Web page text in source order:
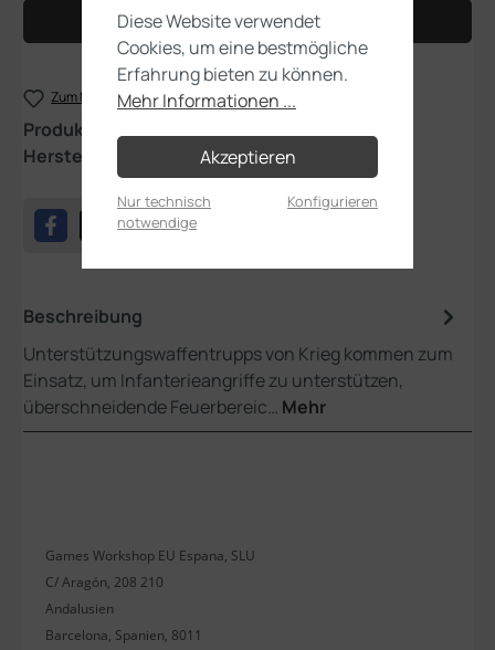
In den Warenkorb
Zum Merkzettel hinzufügen
Produktnummer:
Hersteller:
Games Workshop
Beschreibung
Unterstützungswaffentrupps von Krieg kommen zum
Einsatz, um Infanterieangriffe zu unterstützen,
überschneidende Feuerbereic… Mehr
Games Workshop EU Espana, SLU
C/ Aragón, 208 210
Andalusien
Barcelona, Spanien, 8011
Diese Website verwendet
Cookies, um eine bestmögliche
Erfahrung bieten zu können.
Mehr Informationen ...
Akzeptieren
Nur technisch
notwendige
Konfigurieren